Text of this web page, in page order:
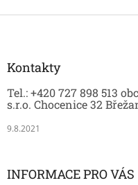
Kontakty
Tel.: +420 727 898 513
s.r.o. Chocenice 32
9.8.2021
INFORMACE PRO VÁS